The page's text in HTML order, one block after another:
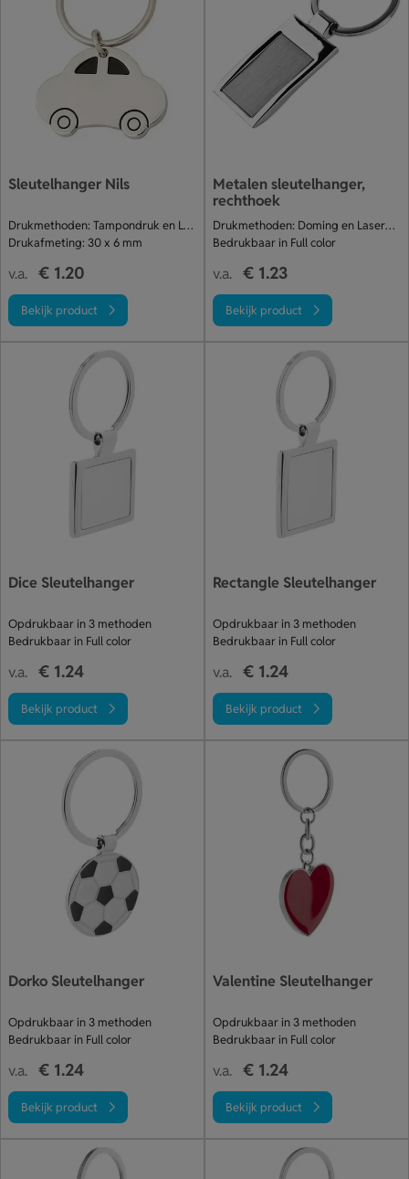
Sleutelhanger Nils
Drukmethoden: Tampondruk en Lasergraveren
Drukafmeting: 30 x 6 mm
v.a. € 1.20
Bekijk product
Metalen sleutelhanger,
rechthoek
Drukmethoden: Doming en Lasergraveren
Bedrukbaar in Full color
v.a. € 1.23
Bekijk product
Dice Sleutelhanger
Opdrukbaar in 3 methoden
Bedrukbaar in Full color
v.a. € 1.24
Bekijk product
Rectangle Sleutelhanger
Opdrukbaar in 3 methoden
Bedrukbaar in Full color
v.a. € 1.24
Bekijk product
Dorko Sleutelhanger
Opdrukbaar in 3 methoden
Bedrukbaar in Full color
v.a. € 1.24
Bekijk product
Valentine Sleutelhanger
Opdrukbaar in 3 methoden
Bedrukbaar in Full color
v.a. € 1.24
Bekijk product